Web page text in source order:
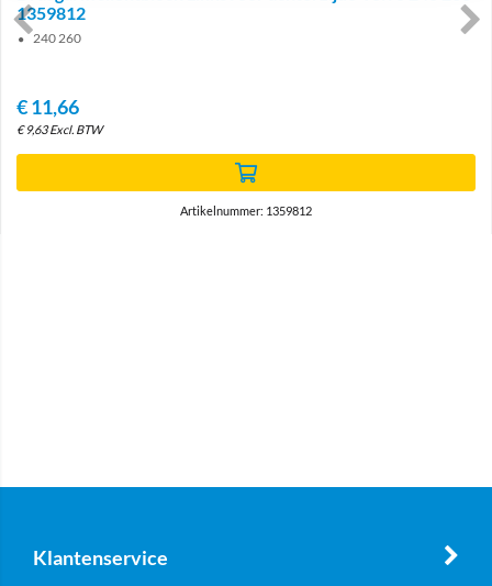
1359812
240 260
€11,66
€9,63 Excl. BTW
Artikelnummer: 1359812
Klantenservice